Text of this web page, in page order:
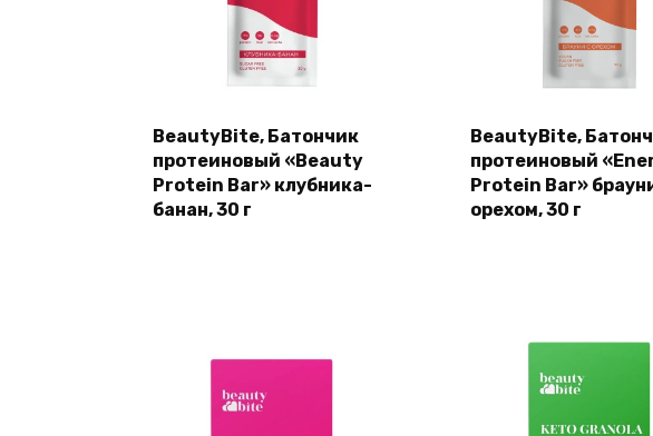
BeautyBite, Батончик
протеиновый «Beauty
Protein Bar» клубника-
банан, 30 г
BeautyBite,
протеиновый
Protein Bar»
орехом, 30 г